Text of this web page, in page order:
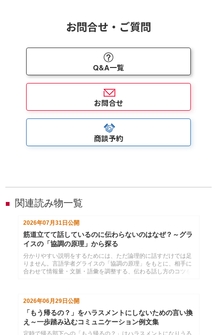
お問合せ・ご質問
Q&A一覧
お問合せ
商談予約
■ 関連読み物一覧
2026年07月31日 公開
筋道立てて話しているのに伝わらないのはなぜ？～グラ
イスの「協調の原理」から探る
分かりやすい説明をするためには、ただ論理的に話すだけでは足
りません。言語学者グライスの「協調の原理」をもとに、相手に
合わせて情報量・文脈・語彙を調整する、伝わる話し方のコツを
2026年06月29日 公開
「もう帰るの？」をハラスメントにしないための言い換
え～一歩踏み込むコミュニケーション例文集
定時で帰る部下への「もう帰るの？」はハラスメントになりうる